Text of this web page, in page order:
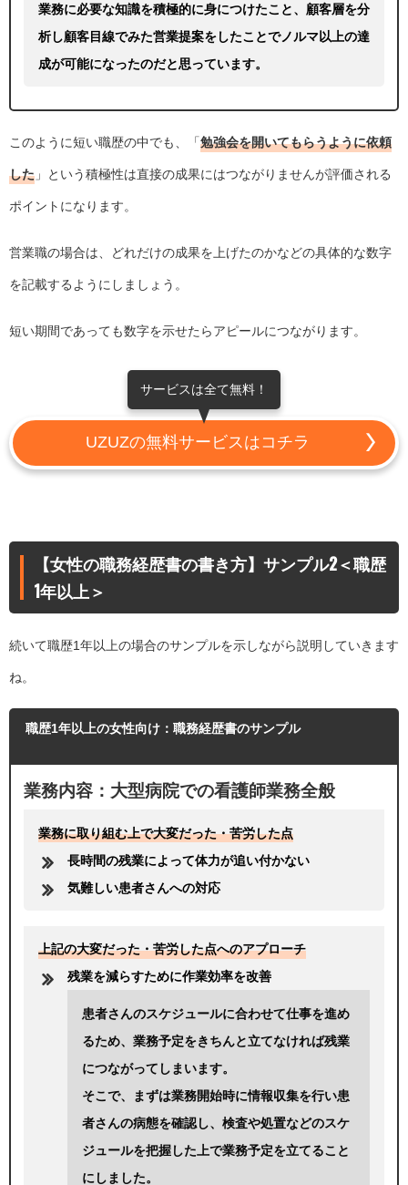
業務に必要な知識を積極的に身につけたこと、顧客層を分
析し顧客目線でみた営業提案をしたことでノルマ以上の達
成が可能になったのだと思っています。
このように短い職歴の中でも、「勉強会を開いてもらうように依頼
した 」という積極性は直接の成果にはつながりませんが評価される
ポイントになります。
営業職の場合は、どれだけの成果を上げたのかなどの具体的な数字
を記載するようにしましょう。
短い期間であっても数字を示せたらアピールにつながります。
サービスは全て無料！
UZUZの無料サービスはコチラ
【女性の職務経歴書の書き方】サンプル2＜職歴
1年以上＞
続いて職歴1年以上の場合のサンプルを示しながら説明していきます
ね。
職歴1年以上の女性向け：職務経歴書のサンプル
業務内容：大型病院での看護師業務全般
業務に取り組む上で大変だった・苦労した点
長時間の残業によって体力が追い付かない
気難しい患者さんへの対応
上記の大変だった・苦労した点へのアプローチ
残業を減らすために作業効率を改善
患者さんのスケジュールに合わせて仕事を進め
るため、業務予定をきちんと立てなければ残業
につながってしまいます。
そこで、まずは業務開始時に情報収集を行い患
者さんの病態を確認し、検査や処置などのスケ
ジュールを把握した上で業務予定を立てること
にしました。